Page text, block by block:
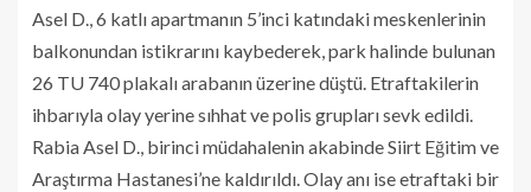
Asel D., 6 katlı apartmanın 5’inci katındaki meskenlerinin
balkonundan istikrarını kaybederek, park halinde bulunan
26 TU 740 plakalı arabanın üzerine düştü. Etraftakilerin
ihbarıyla olay yerine sıhhat ve polis grupları sevk edildi.
Rabia Asel D., birinci müdahalenin akabinde Siirt Eğitim ve
Araştırma Hastanesi’ne kaldırıldı. Olay anı ise etraftaki bir